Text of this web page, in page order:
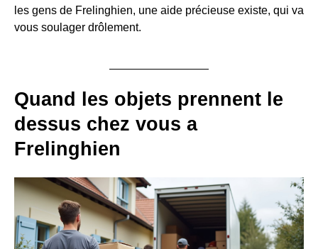
les gens de Frelinghien, une aide précieuse existe, qui va
vous soulager drôlement.
Quand les objets prennent le
dessus chez vous a
Frelinghien